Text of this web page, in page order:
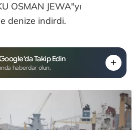
OSMAN JEWA"yı
denize indirdi.
Takip Edin
haberdar olun.